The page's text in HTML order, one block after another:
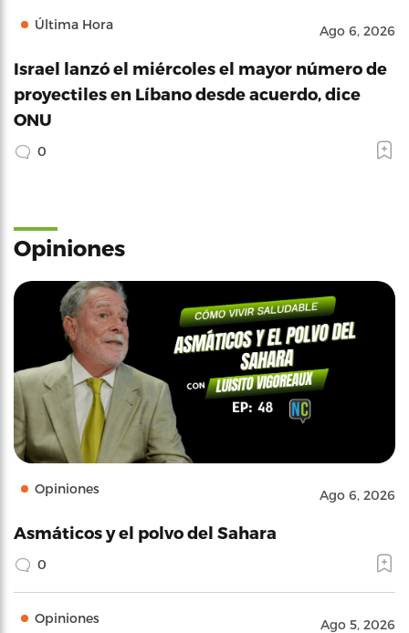
Última Hora Ago 6, 2026
Israel lanzó el miércoles el mayor número de
proyectiles en Líbano desde acuerdo, dice
ONU
0
Opiniones
Opiniones Ago 6, 2026
Asmáticos y el polvo del Sahara
0
Opiniones Ago 5, 2026